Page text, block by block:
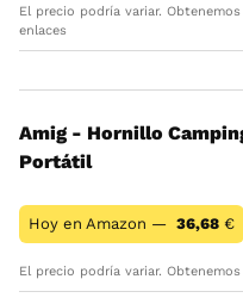
El precio podría variar.
enlaces
Amig - Hornillo
Portátil
Hoy en Amazon — 36,68 €
El precio podría variar.